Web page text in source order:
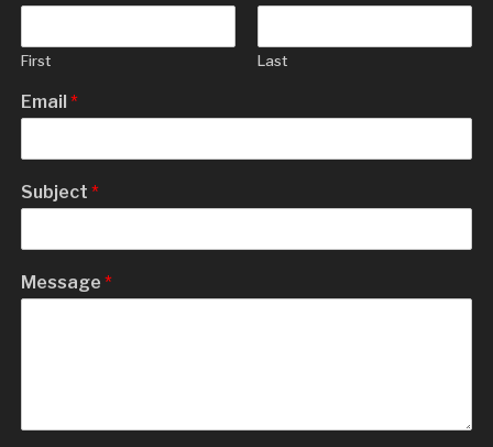
First Last
Email*
Subject*
Message*